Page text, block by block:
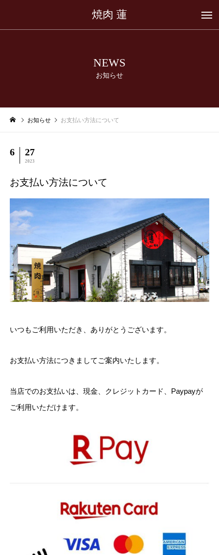
焼肉 蓮
NEWS
お知らせ
お知らせ お支払い方法について
6 27
2023
お支払い方法について
いつもご利用いただき、ありがとうございます。
お支払い方法につきましてご案内いたします。
当店でのお支払いは、現金、クレジットカード、Paypayが
ご利用いただけます。